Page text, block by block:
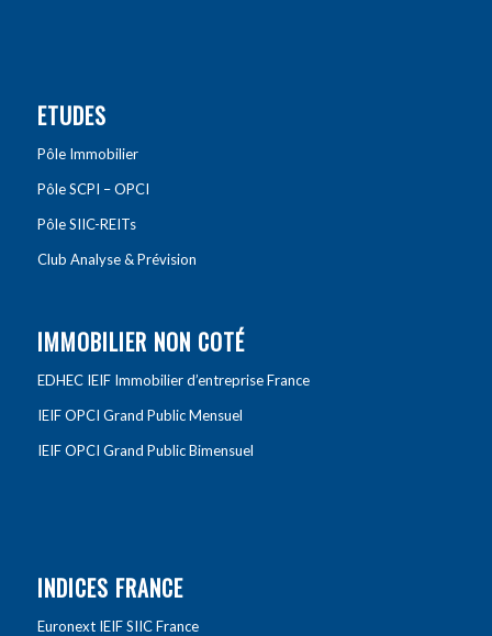
ETUDES
Pôle Immobilier
Pôle SCPI – OPCI
Pôle SIIC-REITs
Club Analyse & Prévision
IMMOBILIER NON COTÉ
EDHEC IEIF Immobilier d’entreprise France
IEIF OPCI Grand Public Mensuel
IEIF OPCI Grand Public Bimensuel
INDICES FRANCE
Euronext IEIF SIIC France